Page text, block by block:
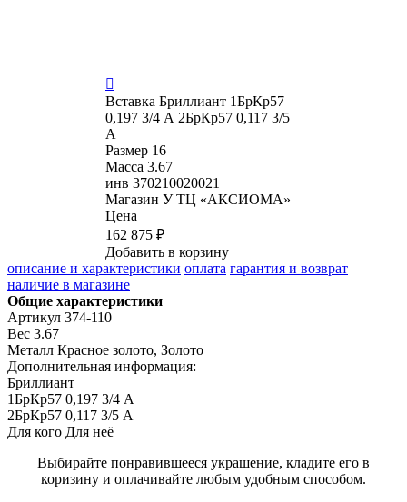

Вставка Бриллиант 1БрКр57
0,197 3/4 А 2БрКр57 0,117 3/5
А
Размер 16
Масса 3.67
инв 370210020021
Магазин У ТЦ «АКСИОМА»
Цена
162 875 ₽
Добавить в корзину
описание и характеристики оплата гарантия и возврат
наличие в магазине
Общие характеристики
Артикул 374-110
Вес 3.67
Металл Красное золото, Золото
Дополнительная информация:
Бриллиант
1БрКр57 0,197 3/4 А
2БрКр57 0,117 3/5 А
Для кого Для неё
Выбирайте понравившееся украшение, кладите его в
коризину и оплачивайте любым удобным способом.